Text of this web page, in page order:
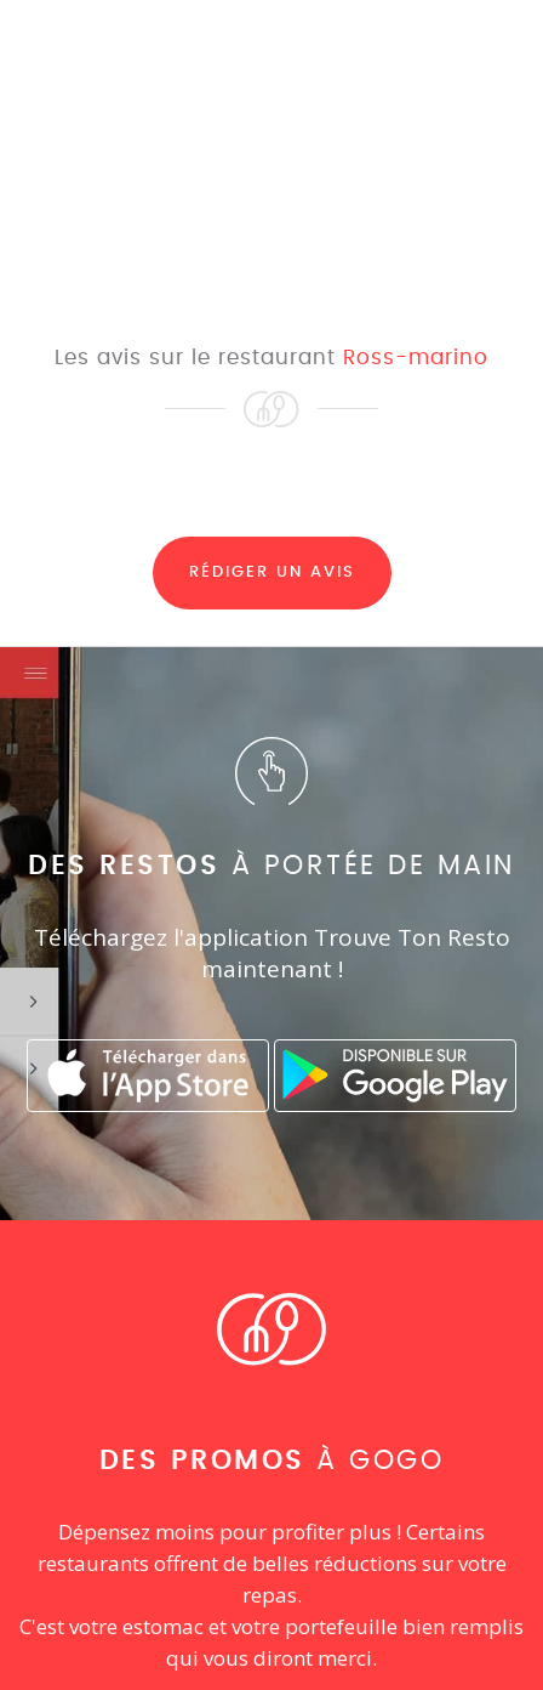
Les avis sur le restaurant Ross-marino
RÉDIGER UN AVIS
DES RESTOS À PORTÉE DE MAIN
Téléchargez l'application Trouve Ton Resto
maintenant !
DES PROMOS À GOGO
Dépensez moins pour profiter plus ! Certains
restaurants offrent de belles réductions sur votre
repas.
C'est votre estomac et votre portefeuille bien remplis
qui vous diront merci.